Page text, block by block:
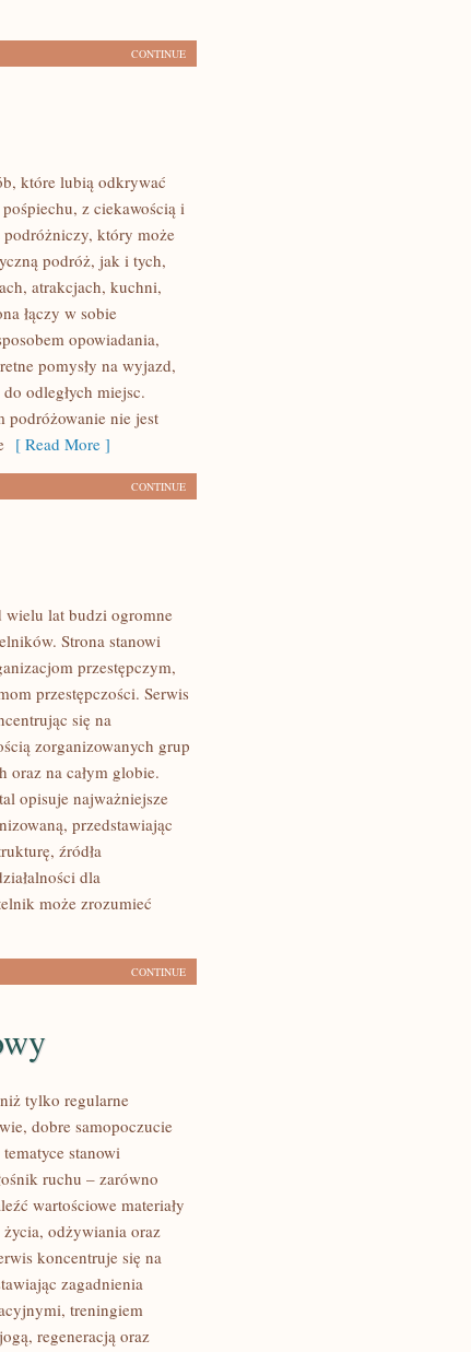
CONTINUE
które lubią odkrywać
z ciekawością i
podróżniczy, który może
podróż, jak i tych,
atrakcjach, kuchni,
łączy w sobie
opowiadania,
pomysły na wyjazd,
odległych miejsc.
podróżowanie nie jest
[ Read More ]
CONTINUE
wielu lat budzi ogromne
Strona stanowi
przestępczym,
przestępczości. Serwis
się na
zorganizowanych grup
oraz na całym globie.
opisuje najważniejsze
przedstawiając
źródła
dla
może zrozumieć
CONTINUE
tylko regularne
dobre samopoczucie
stanowi
ruchu – zarówno
wartościowe materiały
odżywiania oraz
koncentruje się na
zagadnienia
treningiem
regeneracją oraz